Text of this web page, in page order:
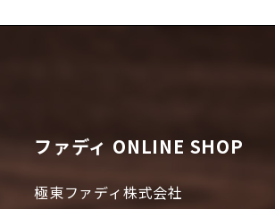
ファディ ONLINE SHOP
極東ファディ株式会社